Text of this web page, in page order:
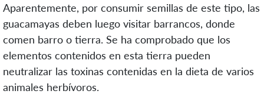
Aparentemente, por consumir semillas de este tipo, las
guacamayas deben luego visitar barrancos, donde
comen barro o tierra. Se ha comprobado que los
elementos contenidos en esta tierra pueden
neutralizar las toxinas contenidas en la dieta de varios
animales herbívoros.